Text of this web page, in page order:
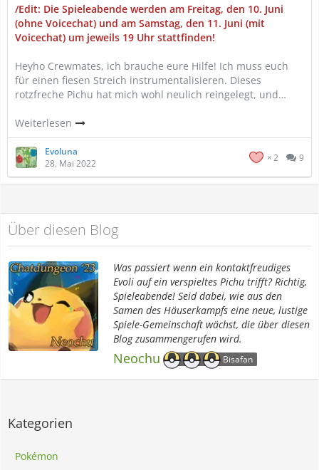
/Edit: Die Spieleabende werden am Freitag, den 10. Juni
(ohne Voicechat) und am Samstag, den 11. Juni (mit
Voicechat) um jeweils 19 Uhr stattfinden!
Heyho Crewmates, ich brauche eure Hilfe! Ich muss euch
für einen fiesen Streich instrumentalisieren. Dieses
rotzfreche Pichu hat mich wohl neulich reingelegt, und…
Weiterlesen
Evoluna
28. Mai 2022
2 9
Über diesen Blog
Was passiert wenn ein kontaktfreudiges
Evoli auf ein verspieltes Pichu trifft? Richtig,
Spieleabende! Seid dabei, wie aus den
Samen des Häuserkampfs eine neue, lustige
Spiele-Gemeinschaft wächst, die über diesen
Blog zusammengerufen wird.
Neochu Bisafan
Kategorien
Pokémon